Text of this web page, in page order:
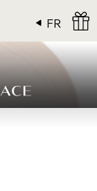
FR
Réservations